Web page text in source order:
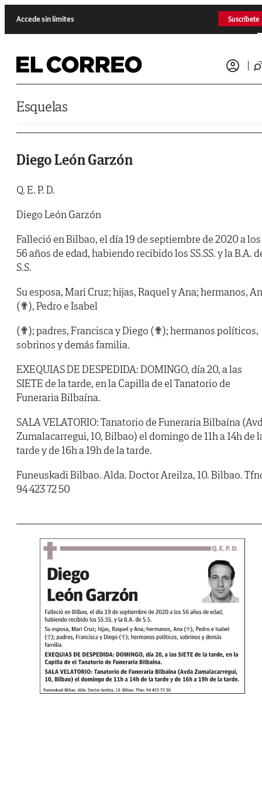
Accede sin límites Suscríbete
Esquelas
Diego León Garzón
Q. E. P. D.
Diego León Garzón
Falleció en Bilbao, el día 19 de septiembre de 2020 a los
56 años de edad, habiendo recibido los SS.SS. y la B.A.
S.S.
Su esposa, Mari Cruz; hijas, Raquel y Ana; hermanos,
(✟), Pedro e Isabel
(✟); padres, Francisca y Diego (✟); hermanos políticos,
sobrinos y demás familia.
EXEQUIAS DE DESPEDIDA: DOMINGO, día 20, a las
SIETE de la tarde, en la Capilla de el Tanatorio de
Funeraria Bilbaína.
SALA VELATORIO: Tanatorio de Funeraria Bilbaína
Zumalacarregui, 10, Bilbao) el domingo de 11h a 14h de
tarde y de 16h a 19h de la tarde.
Funeuskadi Bilbao. Alda. Doctor Areilza, 10. Bilbao.
94 423 72 50